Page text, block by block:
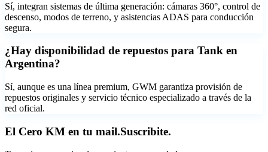
Sí, integran sistemas de última generación: cámaras 360°, control de
descenso, modos de terreno, y asistencias ADAS para conducción
segura.
¿Hay disponibilidad de repuestos para Tank en
Argentina?
Sí, aunque es una línea premium, GWM garantiza provisión de
repuestos originales y servicio técnico especializado a través de la
red oficial.
El Cero KM en tu mail.Suscribite.